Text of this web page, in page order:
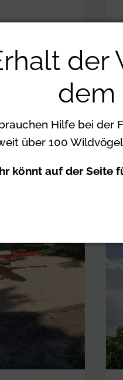
der
dem
Hilfe bei der
über 100
könnt auf der Seite